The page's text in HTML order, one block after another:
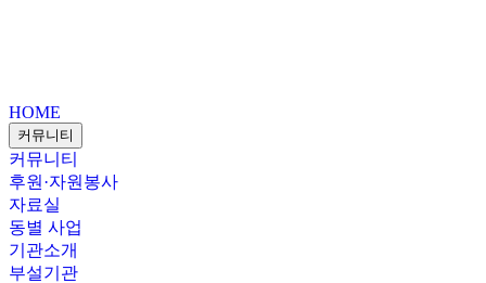
HOME
커뮤니티
커뮤니티
후원·자원봉사
자료실
동별 사업
기관소개
부설기관